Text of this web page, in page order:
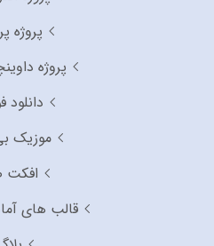
پروژه
پروژه
دانلود
موزیک
افکت
قالب های